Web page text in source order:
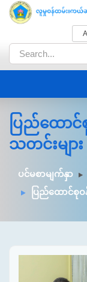
ပြည်ထော
သတင်းများ
ပင်မစာမျက်နှာ
ပြည်ထောင်စုဝ